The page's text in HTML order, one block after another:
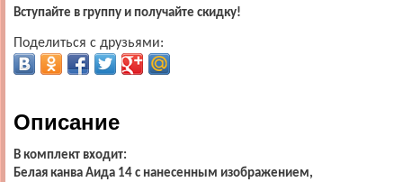
Вступайте в группу и получайте скидку!
Поделиться с друзьями:
Описание
В комплект входит:
Белая канва Аида 14 с нанесенным изображением,